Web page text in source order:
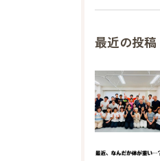
最近の投稿